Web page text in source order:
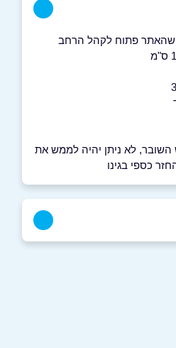
שהאתר פתוח לקהל הרחב
לא ניתן יהיה לממש את
כספי בגינו